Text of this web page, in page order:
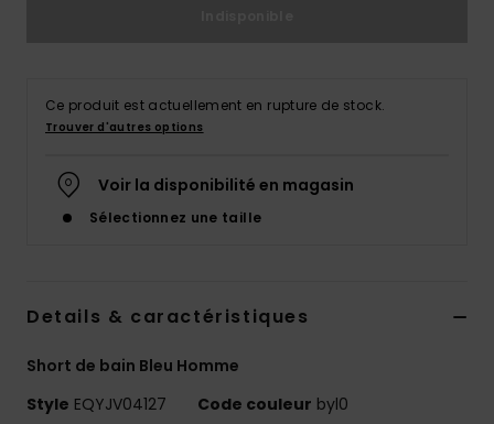
Ce produit est actuellement en rupture de stock.
Trouver d'autres options
Voir la disponibilité en magasin
Sélectionnez une taille
Details & caractéristiques
Short de bain Bleu Homme
Style EQYJV04127 Code couleur byl0